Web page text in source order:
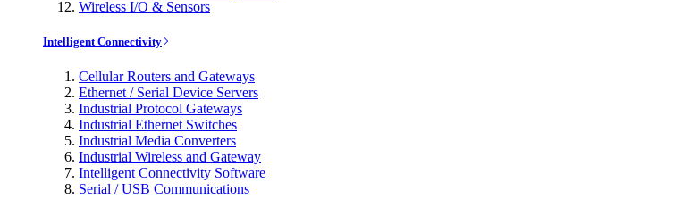
Wireless I/O & Sensors
Intelligent Connectivity
Cellular Routers and Gateways
Ethernet / Serial Device Servers
Industrial Protocol Gateways
Industrial Ethernet Switches
Industrial Media Converters
Industrial Wireless and Gateway
Intelligent Connectivity Software
Serial / USB Communications